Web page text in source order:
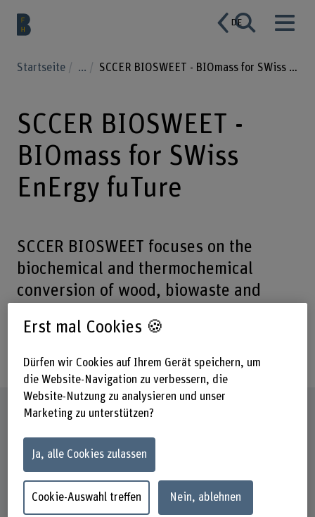
DE
Startseite ... SCCER BIOSWEET - BIOmass for SWiss EnErgy fuTure
SCCER BIOSWEET -
BIOmass for SWiss
EnErgy fuTure
SCCER BIOSWEET focuses on the
biochemical and thermochemical
conversion of wood, biowaste and
with the goal to contribute to the
Swiss Energy Transition 2050.
Steckbrief
Beteiligte Departemente
Lebensmittelwissenschaften
Institut(e)
Erst mal Cookies 🍪
Dürfen wir Cookies auf Ihrem Gerät speichern, um
die Website-Navigation zu verbessern, die
Website-Nutzung zu analysieren und unser
Marketing zu unterstützen?
Ja, alle Cookies zulassen
Cookie-Auswahl treffen Nein, ablehnen